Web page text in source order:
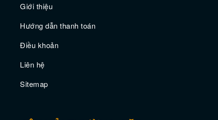
Giới thiệu
Hướng dẫn thanh toán
Điều khoản
Liên hệ
Sitemap